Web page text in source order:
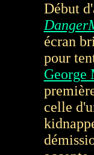
Début
écran
pour
George
celle